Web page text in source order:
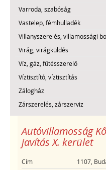
Varroda, szabóság
Vastelep, fémhulladék
Villanyszerelés, villamossági
Virág, virágküldés
Víz, gáz, fűtésszerelő
Víztisztító, víztisztítás
Zálogház
Zárszerelés, zárszerviz
Autóvillamosság
javítás X. kerület
Cím 1107,